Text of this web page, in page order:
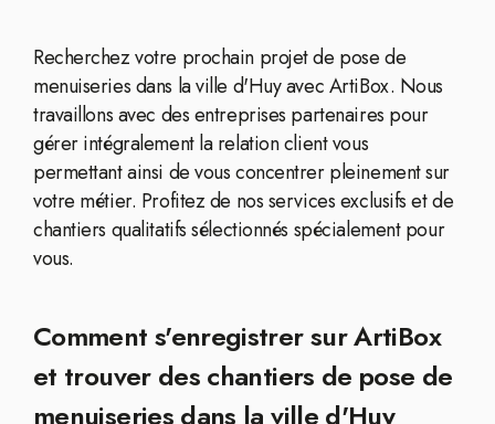
Recherchez votre prochain projet de pose de
menuiseries dans la ville d'Huy avec ArtiBox. Nous
travaillons avec des entreprises partenaires pour
gérer intégralement la relation client vous
permettant ainsi de vous concentrer pleinement sur
votre métier. Profitez de nos services exclusifs et de
chantiers qualitatifs sélectionnés spécialement pour
vous.
Comment s'enregistrer sur ArtiBox
et trouver des chantiers de pose de
menuiseries dans la ville d'Huy